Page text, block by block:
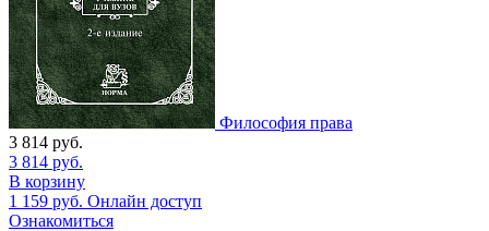
Философия права
3 814 руб.
3 814 руб.
В корзину
1 159 руб. Онлайн доступ
Ознакомиться